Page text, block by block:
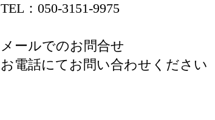
TEL：050-3151-9975
メールでのお問合せ
お電話にてお問い合わせください